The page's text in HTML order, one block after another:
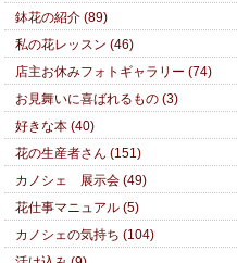
鉢花の紹介 (89)
私の花レッスン (46)
店主お休みフォトギャラリー (74)
お見舞いに喜ばれるもの (3)
好きな本 (40)
花の生産者さん (151)
カノシェ 展示会 (49)
花仕事マニュアル (5)
カノシェの気持ち (104)